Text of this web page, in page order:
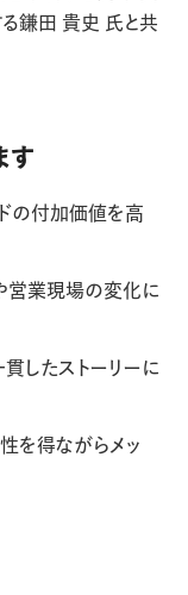
る鎌田 貴史 氏と共
す
の付加価値を高
営業現場の変化に
したストーリーに
を得ながらメッ